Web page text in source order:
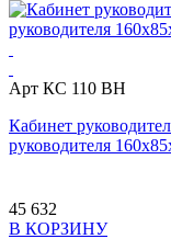
Арт КС 110 ВН
Кабинет
руководителя
45 632
В КОРЗИНУ